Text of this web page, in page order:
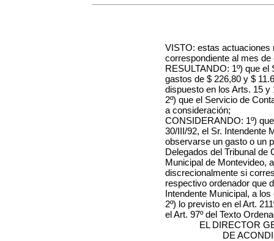
VISTO: estas actuaciones
correspondiente al mes de
RESULTANDO: 1º) que
gastos de $ 226,80 y $
dispuesto en los Arts. 15 y
2º) que el Servicio de
a consideración;
CONSIDERANDO: 1º)
30/III/92, el Sr. Intendente
observarse un gasto o un
Delegados del Tribunal de
Municipal de Montevideo,
discrecionalmente si
respectivo ordenador que
Intendente Municipal, a
2º) lo previsto en el Art.
el Art. 97º del Texto
EL DIRECTOR
DE